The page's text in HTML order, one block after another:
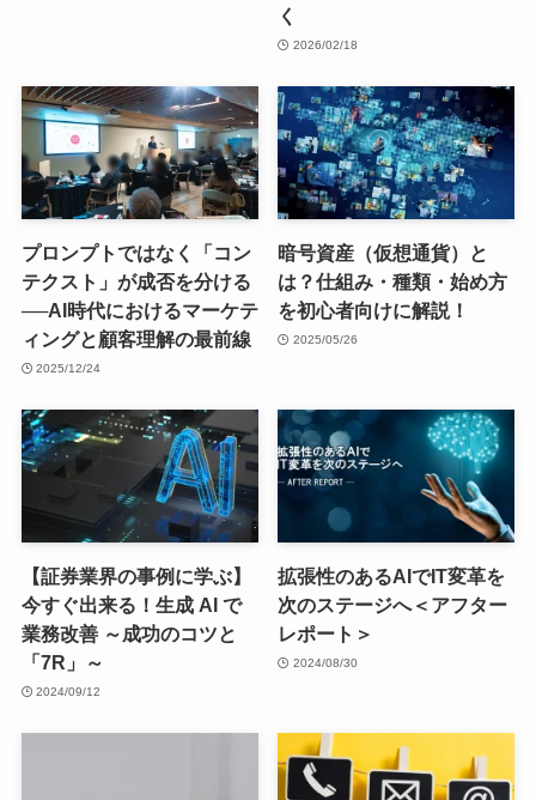
く
2026/02/18
プロンプトではなく「コン
テクスト」が成否を分ける
──AI時代におけるマーケテ
ィングと顧客理解の最前線
2025/12/24
暗号資産（仮想通貨）と
は？仕組み・種類・始め方
を初心者向けに解説！
2025/05/26
【証券業界の事例に学ぶ】
今すぐ出来る！生成 AI で
業務改善 ～成功のコツと
「7R」～
2024/09/12
拡張性のあるAIでIT変革を
次のステージへ＜アフター
レポート＞
2024/08/30